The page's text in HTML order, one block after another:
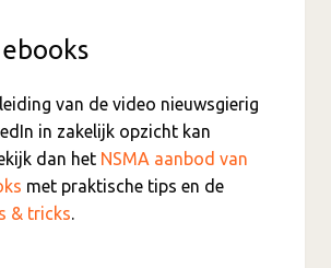
van de video nieuwsgierig
in zakelijk opzicht kan
dan het NSMA aanbod van
met praktische tips en de
& tricks.